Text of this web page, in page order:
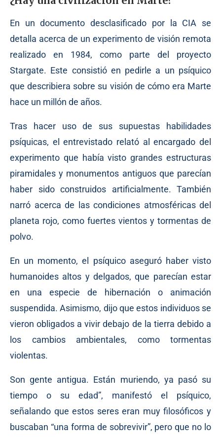
En un documento desclasificado por la CIA se
detalla acerca de un experimento de visión remota
realizado en 1984, como parte del proyecto
Stargate. Este consistió en pedirle a un psíquico
que describiera sobre su visión de cómo era Marte
hace un millón de años.
Tras hacer uso de sus supuestas habilidades
psíquicas, el entrevistado relató al encargado del
experimento que había visto grandes estructuras
piramidales y monumentos antiguos que parecían
haber sido construidos artificialmente. También
narró acerca de las condiciones atmosféricas del
planeta rojo, como fuertes vientos y tormentas de
polvo.
En un momento, el psíquico aseguró haber visto
humanoides altos y delgados, que parecían estar
en una especie de hibernación o animación
suspendida. Asimismo, dijo que estos individuos se
vieron obligados a vivir debajo de la tierra debido a
los cambios ambientales, como tormentas
violentas.
Son gente antigua. Están muriendo, ya pasó su
tiempo o su edad”, manifestó el psíquico,
señalando que estos seres eran muy filosóficos y
buscaban “una forma de sobrevivir”, pero que no lo